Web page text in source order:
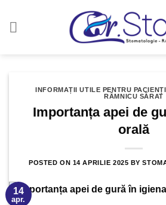
INFORMAȚII UTILE PENTRU
RÂMNICU SĂRAT
Importanța apei de
orală
POSTED ON 14 APRILIE 2025 BY
14
apr.